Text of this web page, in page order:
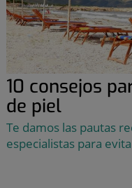
10 consejos
de piel
Te damos las pautas
especialistas para